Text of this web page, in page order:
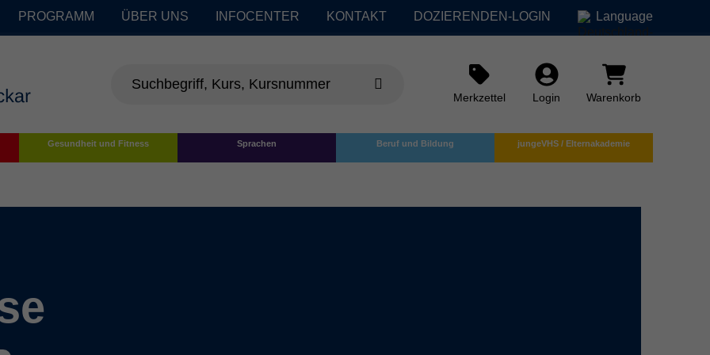
PROGRAMM ÜBER UNS INFOCENTER KONTAKT DOZIERENDEN-LOGIN Language
Merkzettel Login Warenkorb
Gesundheit und Fitness Sprachen Beruf und Bildung jungeVHS / Elternakademie